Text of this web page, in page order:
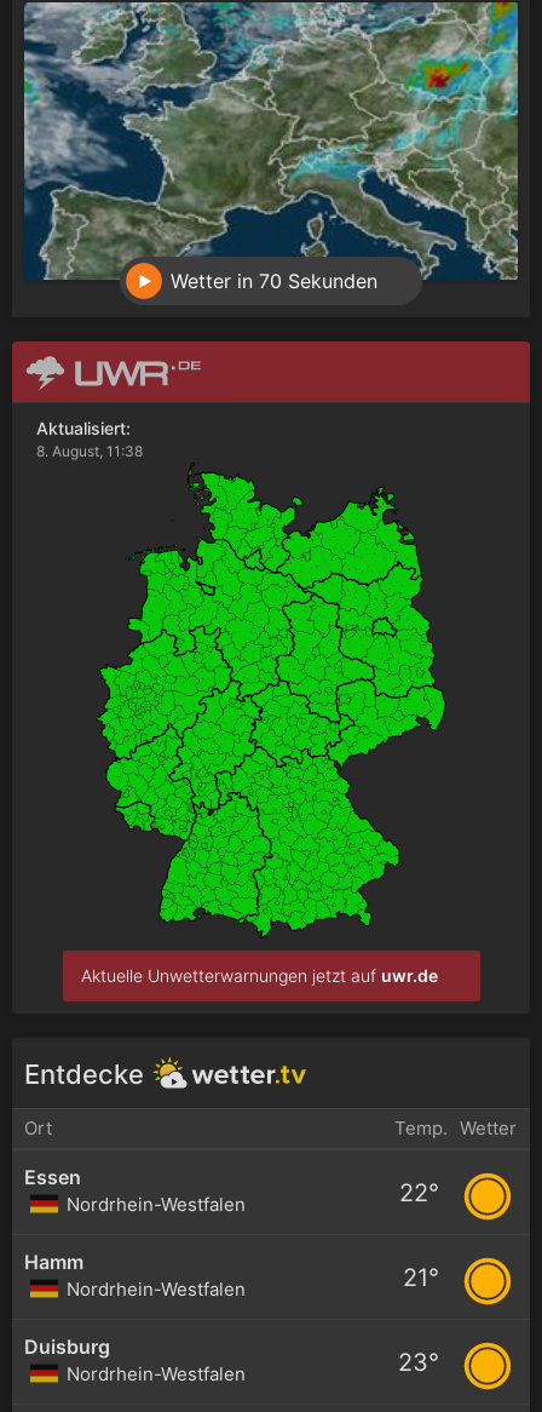
Wetter in 70 Sekunden
Aktualisiert:
8. August, 11:38
Aktuelle Unwetterwarnungen jetzt auf uwr.de
Entdecke
Ort Temp. Wetter
Essen
Nordrhein-Westfalen 22°
Hamm
Nordrhein-Westfalen 21°
Duisburg
Nordrhein-Westfalen 23°